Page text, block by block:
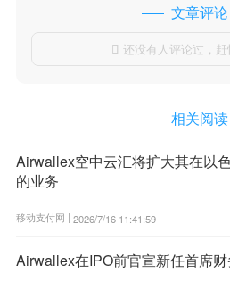
文章评论
 还没有人评论过，赶
相关阅读
Airwallex空中云汇将扩大其在以
的业务
移动支付网 | 2026/7/16 11:41:59
Airwallex在IPO前官宣新任首席